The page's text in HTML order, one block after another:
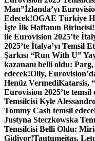
Man”İzlanda’yı
Edecek!OGAE Türkiye
İşte İlk Haftanın Birincisi!
ile Eurovision 2025’te
2025’te İtalya’yı Temsil
Şarkısı “Run With U”
kazananı belli oldu:
edecek!Olly,
Henüz VermediKatarsis,
Eurovision 2025’te temsil
Temsilcisi Kyle
Tommy Cash temsil
Justyna Steczkowska
Temsilcisi Belli Oldu:
Gidiyor!Tautumeitas,